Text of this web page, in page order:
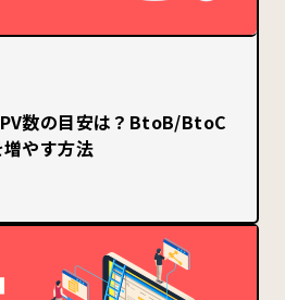
数の目安は？BtoB/BtoC
やす方法